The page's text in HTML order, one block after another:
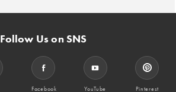
Follow Us on SNS
Facebook YouTube Pinterest